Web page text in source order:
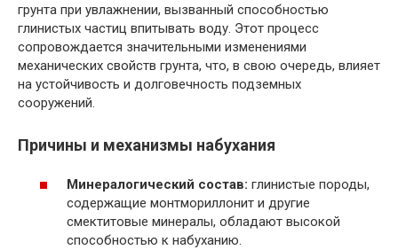
грунта при увлажнении, вызванный способностью
глинистых частиц впитывать воду. Этот процесс
сопровождается значительными изменениями
механических свойств грунта, что, в свою очередь, влияет
на устойчивость и долговечность подземных
сооружений.
Причины и механизмы набухания
Минералогический состав: глинистые породы,
содержащие монтмориллонит и другие
смектитовые минералы, обладают высокой
способностью к набуханию.